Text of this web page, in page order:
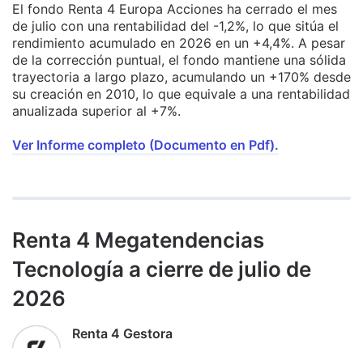
El fondo Renta 4 Europa Acciones ha cerrado el mes
de julio con una rentabilidad del -1,2%, lo que sitúa el
rendimiento acumulado en 2026 en un +4,4%. A pesar
de la corrección puntual, el fondo mantiene una sólida
trayectoria a largo plazo, acumulando un +170% desde
su creación en 2010, lo que equivale a una rentabilidad
anualizada superior al +7%.
Ver Informe completo (Documento en Pdf).
Renta 4 Megatendencias
Tecnología a cierre de julio de
2026
Renta 4 Gestora